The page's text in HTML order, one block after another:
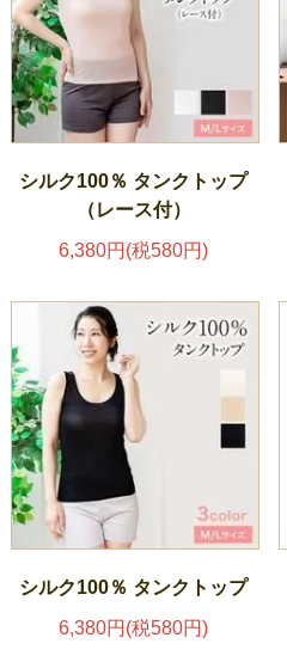
シルク100％ タンクトップ
（レース付）
6,380円(税580円)
シルク100％ タンクトップ
6,380円(税580円)